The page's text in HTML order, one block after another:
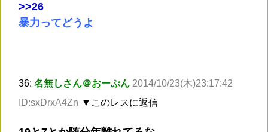
>>26
暴力ってどうよ
36: 名無しさん＠おーぷん 2014/10/23(木)23:17:42
ID:sxDrxA4Zn ▼このレスに返信